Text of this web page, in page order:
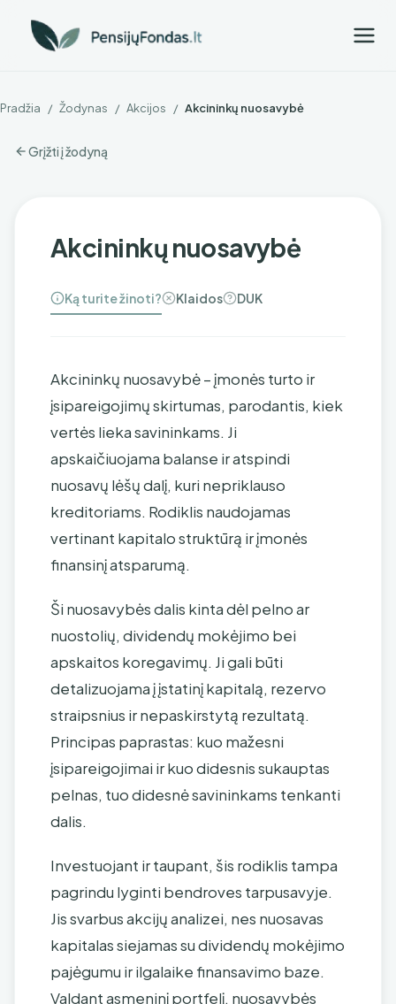
Pradžia / Žodynas / Akcijos / Akcininkų nuosavybė
Grįžti į žodyną
Akcininkų nuosavybė
Ką turite žinoti? Klaidos DUK
Akcininkų nuosavybė – įmonės turto ir
įsipareigojimų skirtumas, parodantis, kiek
vertės lieka savininkams. Ji
apskaičiuojama balanse ir atspindi
nuosavų lėšų dalį, kuri nepriklauso
kreditoriams. Rodiklis naudojamas
vertinant kapitalo struktūrą ir įmonės
finansinį atsparumą.
Ši nuosavybės dalis kinta dėl pelno ar
nuostolių, dividendų mokėjimo bei
apskaitos koregavimų. Ji gali būti
detalizuojama į įstatinį kapitalą, rezervo
straipsnius ir nepaskirstytą rezultatą.
Principas paprastas: kuo mažesni
įsipareigojimai ir kuo didesnis sukauptas
pelnas, tuo didesnė savininkams tenkanti
dalis.
Investuojant ir taupant, šis rodiklis tampa
pagrindu lyginti bendroves tarpusavyje.
Jis svarbus akcijų analizei, nes nuosavas
kapitalas siejamas su dividendų mokėjimo
pajėgumu ir ilgalaike finansavimo baze.
Valdant asmeninį portfelį, nuosavybės